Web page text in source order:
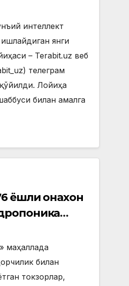
иш
интеллект
янги
– Terabit.uz веб
телеграм
Лойиҳа
билан амалга
ёшли онахон
маҳаллада
билан
токзорлар,